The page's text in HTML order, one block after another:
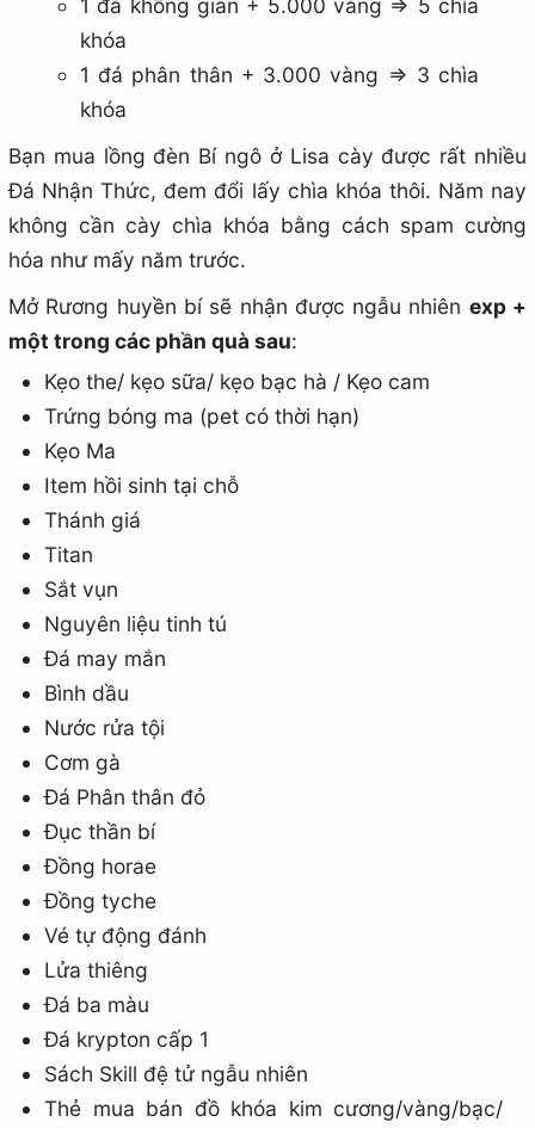
khóa
1 đá phân thân + 3.000 vàng => 3 chìa
khóa
Bạn mua lồng đèn Bí ngô ở Lisa cày được rất nhiều
Đá Nhận Thức, đem đổi lấy chìa khóa thôi. Năm nay
không cần cày chìa khóa bằng cách spam cường
hóa như mấy năm trước.
Mở Rương huyền bí sẽ nhận được ngẫu nhiên exp +
một trong các phần quà sau:
Kẹo the/ kẹo sữa/ kẹo bạc hà / Kẹo cam
Trứng bóng ma (pet có thời hạn)
Kẹo Ma
Item hồi sinh tại chỗ
Thánh giá
Titan
Sắt vụn
Nguyên liệu tinh tú
Đá may mắn
Bình dầu
Nước rửa tội
Cơm gà
Đá Phân thân đỏ
Đục thần bí
Đồng horae
Đồng tyche
Vé tự động đánh
Lửa thiêng
Đá ba màu
Đá krypton cấp 1
Sách Skill đệ tử ngẫu nhiên
Thẻ mua bán đồ khóa kim cương/vàng/bạc/